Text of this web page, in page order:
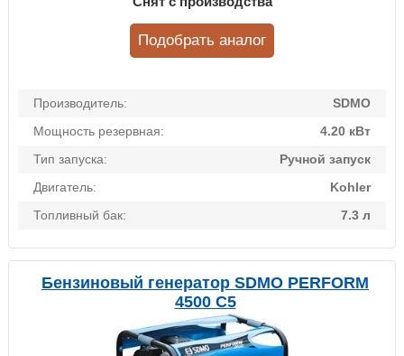
Производитель:
SDMO
Мощность резервная:
4.20 кВт
Тип запуска:
Ручной запуск
Двигатель:
Kohler
Топливный бак:
7.3 л
Подобрать аналог
Бензиновый генератор SDMO PERFORM
4500 C5